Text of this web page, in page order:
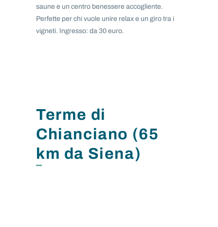
saune e un centro benessere accogliente.
Perfette per chi vuole unire relax e un giro tra i
vigneti. Ingresso: da 30 euro.
Terme di
Chianciano (65
km da Siena)